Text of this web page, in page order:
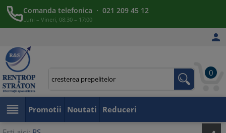
Comanda telefonica · 021 209 45 12
Luni – Vineri, 08:30 – 17:00

0
 Promotii Noutati Reduceri